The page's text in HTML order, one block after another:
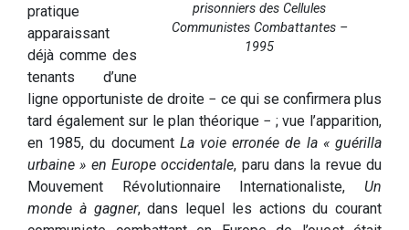
prisonniers des Cellules
Communistes Combattantes –
1995
pratique
apparaissant
déjà comme des
tenants d’une
ligne opportuniste de droite − ce qui se confirmera plus
tard également sur le plan théorique − ; vue l’apparition,
en 1985, du document La voie erronée de la « guérilla
urbaine » en Europe occidentale, paru dans la revue du
Mouvement Révolutionnaire Internationaliste, Un
monde à gagner, dans lequel les actions du courant